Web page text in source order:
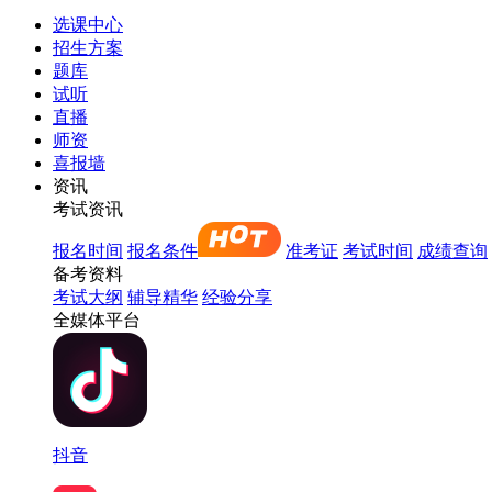
选课中心
招生方案
题库
试听
直播
师资
喜报墙
资讯
考试资讯
报名时间 报名条件 准考证 考试时间 成绩查询
备考资料
考试大纲 辅导精华 经验分享
全媒体平台
抖音